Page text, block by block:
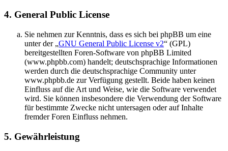
4. General Public License
Sie nehmen zur Kenntnis, dass es sich bei phpBB um eine
unter der „GNU General Public License v2“ (GPL)
bereitgestellten Foren-Software von phpBB Limited
(www.phpbb.com) handelt; deutschsprachige Informationen
werden durch die deutschsprachige Community unter
www.phpbb.de zur Verfügung gestellt. Beide haben keinen
Einfluss auf die Art und Weise, wie die Software verwendet
wird. Sie können insbesondere die Verwendung der Software
für bestimmte Zwecke nicht untersagen oder auf Inhalte
fremder Foren Einfluss nehmen.
5. Gewährleistung